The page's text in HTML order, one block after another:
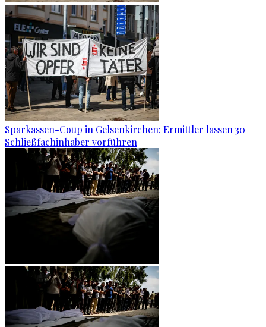
Sparkassen-Coup in Gelsenkirchen: Ermittler lassen 30
Schließfachinhaber vorführen